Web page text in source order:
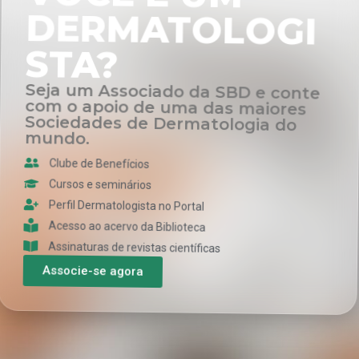
STA?
Seja um Associado da SBD e conte
com o apoio de uma das maiores
Sociedades de Dermatologia do
mundo.
Clube de Benefícios
Cursos e seminários
Perfil Dermatologista no Portal
Acesso ao acervo da Biblioteca
Assinaturas de revistas científicas
Associe-se agora